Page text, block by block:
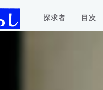
探求者 目次